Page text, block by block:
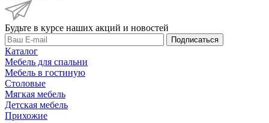
Будьте в курсе наших акций и новостей
Подписаться
Каталог
Мебель для спальни
Мебель в гостиную
Столовые
Мягкая мебель
Детская мебель
Прихожие